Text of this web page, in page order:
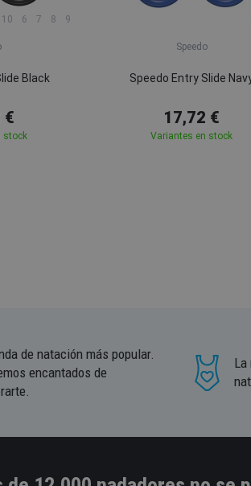
10 6 7 8 9
Black
€
stock
Speedo
Speedo Entry Slide
17,72 €
Variantes en stock
de natación más popular.
encantados de
La